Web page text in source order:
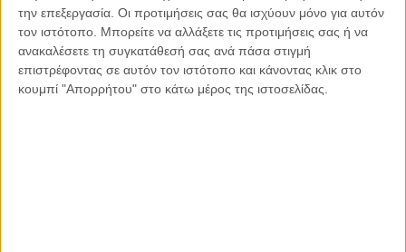
την επεξεργασία. Οι προτιμήσεις σας θα ισχύουν μόνο για αυτόν
τον ιστότοπο. Μπορείτε να αλλάξετε τις προτιμήσεις σας ή να
ανακαλέσετε τη συγκατάθεσή σας ανά πάσα στιγμή
επιστρέφοντας σε αυτόν τον ιστότοπο και κάνοντας κλικ στο
κουμπί "Απορρήτου" στο κάτω μέρος της ιστοσελίδας.
Facebook X LinkedIn WhatsApp
Εκτύπωση